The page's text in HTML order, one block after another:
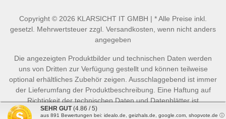
Copyright © 2026 KLARSICHT IT GMBH | * Alle Preise inkl.
gesetzl. Mehrwertsteuer zzgl. Versandkosten, wenn nicht anders
angegeben
Die angezeigten Produktbilder und technischen Daten werden
uns von Dritten zur Verfügung gestellt und können teilweise
optional erhältliches Zubehör zeigen. Ausschlaggebend ist immer
der Lieferumfang der Produktbeschreibung. Eine Haftung auf
Richtigkeit der technischen Daten und Datenblätter ist
ausgeschlossen.
SEHR GUT (4.86 / 5)
aus 891 Bewertungen bei: idealo.de, geizhals.de, google.com, shopvote.de ⓘ